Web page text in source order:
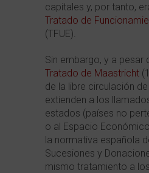
capitales y, por tanto,
Tratado de
(TFUE).
Sin embargo, y a pesar
Tratado de Maastricht
de la libre circulación
extienden a los
estados (países no
o al Espacio
la normativa española
Sucesiones y
mismo tratamiento a